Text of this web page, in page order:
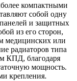
компактными
собой одну
и защитных
из его сторон,
медицинских или
радиаторов типа
КПД, благодаря
мощность.
крепления.